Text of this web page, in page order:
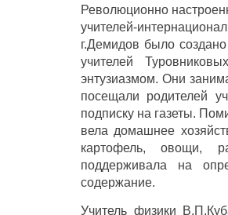
Революционно
учителей-
г.Демидов было
учителей
энтузиазмом. Они
посещали родителей
подписку на га­зеты.
вела домашнее
картофель, овощи,
поддерживала на
содержание.
Учитель физики